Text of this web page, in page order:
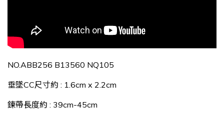
NO.ABB256 B13560 NQ105
垂墜CC尺寸約 : 1.6cm x 2.2cm
鍊帶長度約 : 39cm-45cm